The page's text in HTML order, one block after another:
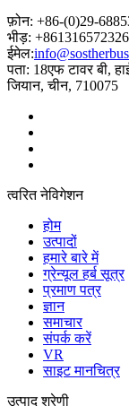
फ़ोन: +86-(0)29-
भीड़:
ईमेल:
पता: 18एफ टावर बी,
जियान, चीन, 710075
त्वरित नेविगेशन
होम
उत्पादों
हमारे बारे में
ग्रेन्यूल हर्ब सूत्र
प्रमाण पत्र
ज्ञान
समाचार
संपर्क करें
VR
साइट मानचित्र
उत्पाद श्रेणी